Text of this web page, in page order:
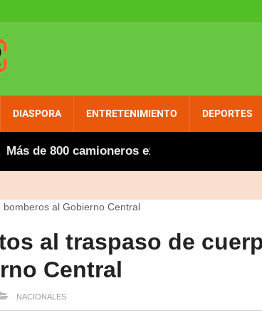
DIASPORA ENTRETENIMIENTO DEPORTES
de 800 camioneros extranjeros, entre ellos
al traspaso de
Central
NACIONALES